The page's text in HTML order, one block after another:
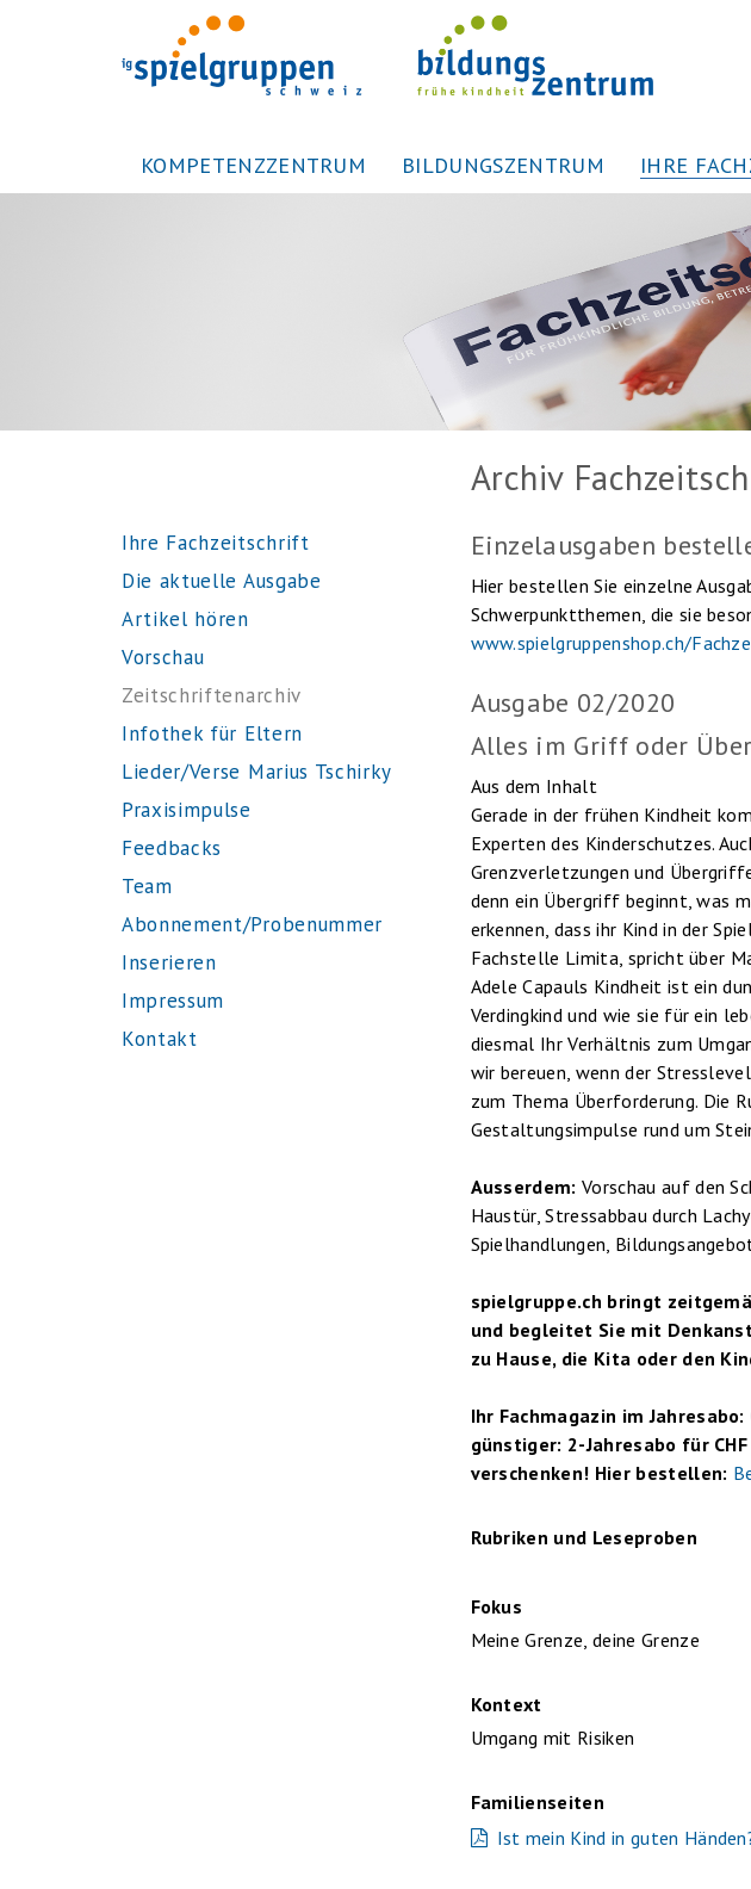
KOMPETENZZENTRUM BILDUNGSZENTRUM IHRE
Ihre Fachzeitschrift
Die aktuelle Ausgabe
Artikel hören
Vorschau
Zeitschriftenarchiv
Infothek für Eltern
Lieder/Verse Marius Tschirky
Praxisimpulse
Feedbacks
Team
Abonnement/Probenummer
Inserieren
Impressum
Kontakt
Archiv
Einzelausgaben
Hier bestellen Sie einzelne
Schwerpunktthemen, die sie
www.spielgruppenshop.ch/
Ausgabe 02/2020
Alles im Griff oder
Aus dem Inhalt
Gerade in der frühen Kindheit
Experten des Kinderschutzes.
Grenzverletzungen und
denn ein Übergriff beginnt, was
erkennen, dass ihr Kind in der
Fachstelle Limita, spricht über
Adele Capauls Kindheit ist ein
Verdingkind und wie sie für ein
diesmal Ihr Verhältnis zum
wir bereuen, wenn der
zum Thema Überforderung. Die
Gestaltungsimpulse rund um
Ausserdem:Vorschau auf den
Haustür, Stressabbau durch
Spielhandlungen,
spielgruppe.ch bringt
und begleitet Sie mit
zu Hause, die Kita oder den
Ihr Fachmagazin im
günstiger: 2-Jahresabo für
verschenken! Hier bestellen:
Rubriken und Leseproben
Fokus
Meine Grenze, deine Grenze
Kontext
Umgang mit Risiken
Familienseiten
Ist mein Kind in guten